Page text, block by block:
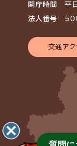
開庁時間 平
法人番号
交通アク